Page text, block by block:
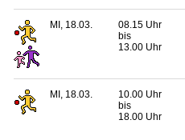
MI, 18.03.
08.15 Uhr
bis
13.00 Uhr
MI, 18.03.
10.00 Uhr
bis
18.00 Uhr